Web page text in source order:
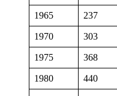
1965 237
1970 303
1975 368
1980 440